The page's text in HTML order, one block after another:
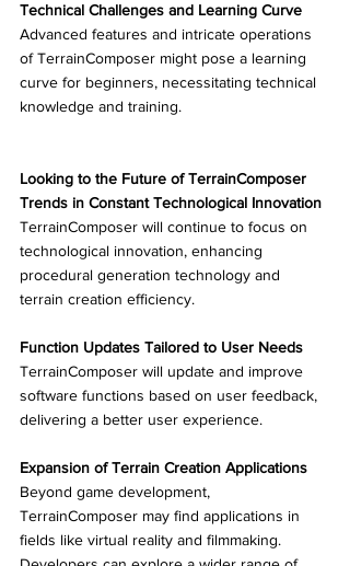
Technical Challenges and Learning Curve
Advanced features and intricate operations
of TerrainComposer might pose a learning
curve for beginners, necessitating technical
knowledge and training.
Looking to the Future of TerrainComposer
Trends in Constant Technological Innovation
TerrainComposer will continue to focus on
technological innovation, enhancing
procedural generation technology and
terrain creation efficiency.
Function Updates Tailored to User Needs
TerrainComposer will update and improve
software functions based on user feedback,
delivering a better user experience.
Expansion of Terrain Creation Applications
Beyond game development,
TerrainComposer may find applications in
fields like virtual reality and filmmaking.